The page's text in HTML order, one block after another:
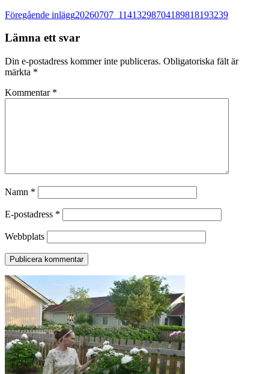
Inläggsnavigering
Föregående inlägg20260707_11413298704189818193239
Lämna ett svar
Din e-postadress kommer inte publiceras. Obligatoriska fält är
märkta *
Kommentar *
Namn *
E-postadress *
Webbplats